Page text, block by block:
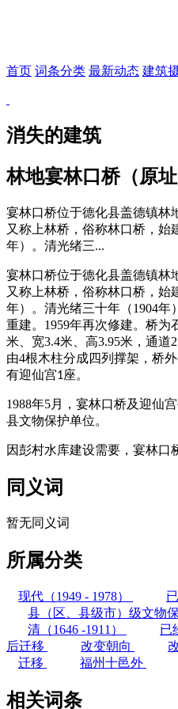
首页 词条分类 最新动态 建筑
消失的建筑
林地宴林口桥（原址
宴林口桥位于德化县盖德镇林
又称上林桥，俗称林口桥，始
年）。清光绪三...
宴林口桥位于德化县盖德镇林
又称上林桥，俗称林口桥，始
年）。清光绪三十年（1904
重建。1959年再次修建。桥为
米、宽3.4米、高3.95米，通道
由4根木柱分成四列撑架，桥
有迎仙宫1座。
1988年5月，宴林口桥及迎仙
县文物保护单位。
因彭村水库建设需要，宴林口
同义词
暂无同义词
所属分类
现代（1949 - 1978）
县（区、县级市）级文物
清（1646 -1911）
已
后迁移
改变朝向
迁移
福州十邑外
相关词条